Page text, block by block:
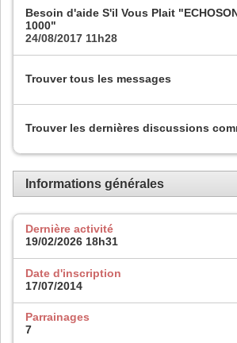
Besoin d'aide S'il Vous Plait
1000"
24/08/2017 11h28
Trouver tous les messages
Trouver les dernières discussions
Informations générales
Dernière activité
19/02/2026 18h31
Date d'inscription
17/07/2014
Parrainages
7